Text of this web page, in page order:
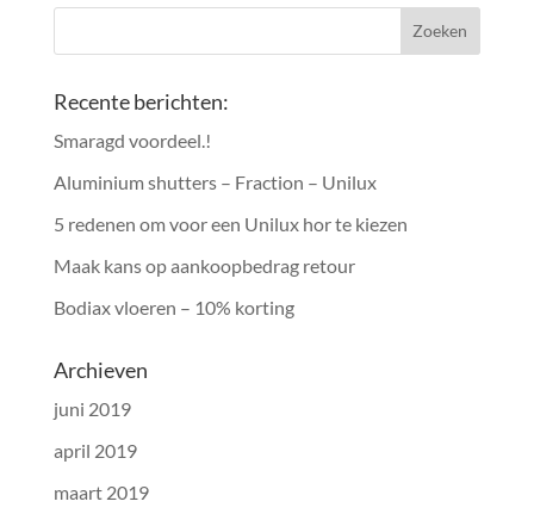
Recente berichten:
Smaragd voordeel.!
Aluminium shutters – Fraction – Unilux
5 redenen om voor een Unilux hor te kiezen
Maak kans op aankoopbedrag retour
Bodiax vloeren – 10% korting
Archieven
juni 2019
april 2019
maart 2019